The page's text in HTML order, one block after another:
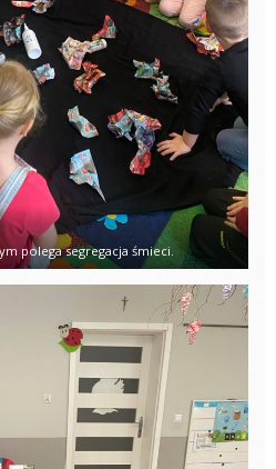
polega segregacja śmieci.